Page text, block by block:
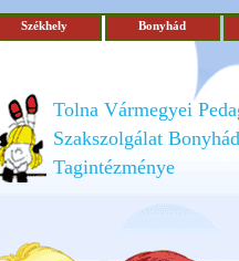
Székhely Bonyhád
Tolna Vármegyei
Szakszolgálat
Tagintézménye